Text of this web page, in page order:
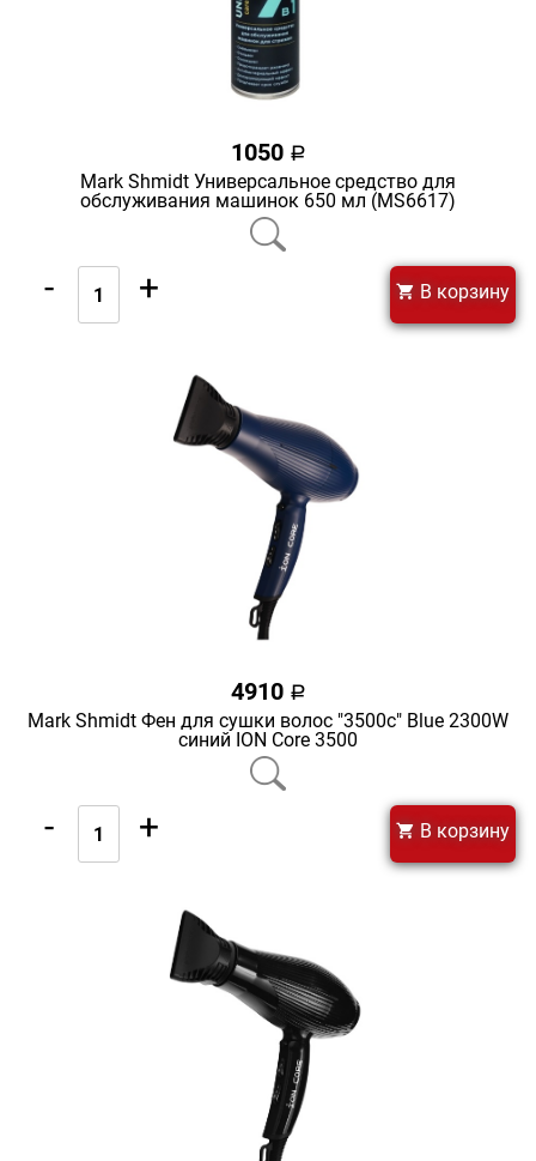
1050 a
Mark Shmidt Универсальное средство для
обслуживания машинок 650 мл (MS6617)
- + В корзину
4910 a
Mark Shmidt Фен для сушки волос "3500с" Blue 2300W
синий ION Core 3500
- + В корзину